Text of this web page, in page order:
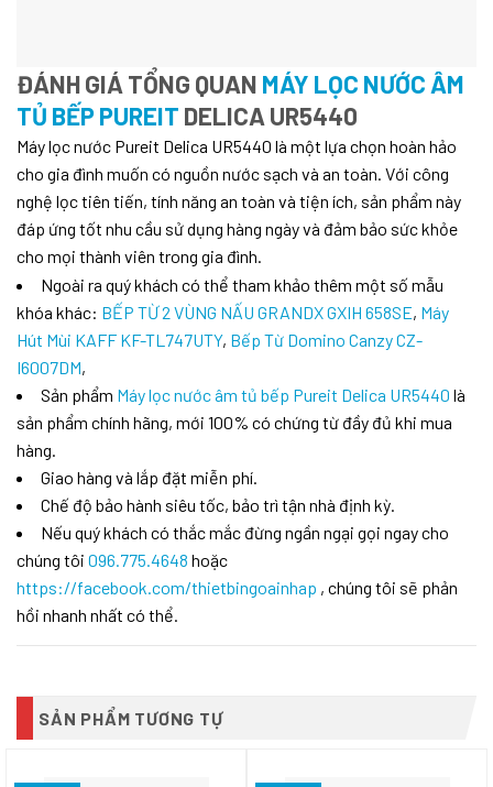
ĐÁNH GIÁ TỔNG QUAN MÁY LỌC NƯỚC ÂM
TỦ BẾP PUREIT DELICA UR5440
Máy lọc nước Pureit Delica UR5440 là một lựa chọn hoàn hảo
cho gia đình muốn có nguồn nước sạch và an toàn. Với công
nghệ lọc tiên tiến, tính năng an toàn và tiện ích, sản phẩm này
đáp ứng tốt nhu cầu sử dụng hàng ngày và đảm bảo sức khỏe
cho mọi thành viên trong gia đình.
Ngoài ra quý khách có thể tham khảo thêm một số mẫu
khóa khác: BẾP TỪ 2 VÙNG NẤU GRANDX GXIH 658SE, Máy
Hút Mùi KAFF KF-TL747UTY, Bếp Từ Domino Canzy CZ-
I6007DM,
Sản phẩm Máy lọc nước âm tủ bếp Pureit Delica UR5440 là
sản phẩm chính hãng, mới 100% có chứng từ đầy đủ khi mua
hàng.
Giao hàng và lắp đặt miễn phí.
Chế độ bảo hành siêu tốc, bảo trì tận nhà định kỳ.
Nếu quý khách có thắc mắc đừng ngần ngại gọi ngay cho
chúng tôi 096.775.4648 hoặc
https://facebook.com/thietbingoainhap , chúng tôi sẽ phản
hồi nhanh nhất có thể.
SẢN PHẨM TƯƠNG TỰ